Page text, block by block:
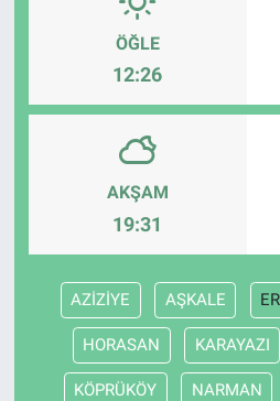
ÖĞLE
12:26
AKŞAM
19:31
AZİZİYE AŞKALE
HORASAN KARAYAZI
KÖPRÜKÖY NARMAN